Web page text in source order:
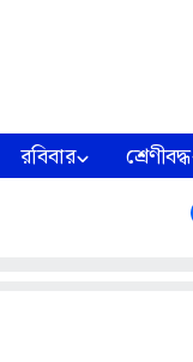
রবিবার শ্রেণীবদ্ধ